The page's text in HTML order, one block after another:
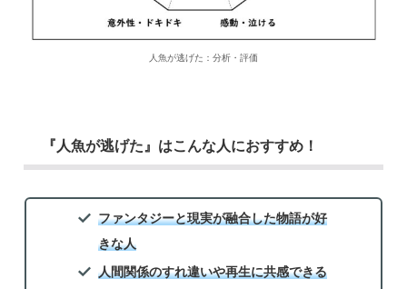
人魚が逃げた：分析・評価
『人魚が逃げた』はこんな人におすすめ！
ファンタジーと現実が融合した物語が好
きな人
人間関係のすれ違いや再生に共感できる